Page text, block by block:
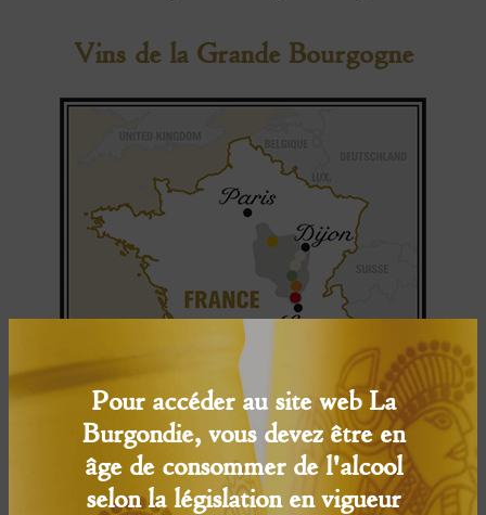
Pour accéder au site web La
Burgondie, vous devez être en
âge de consommer de l'alcool
selon la législation en vigueur
Vins de la Grande Bourgogne